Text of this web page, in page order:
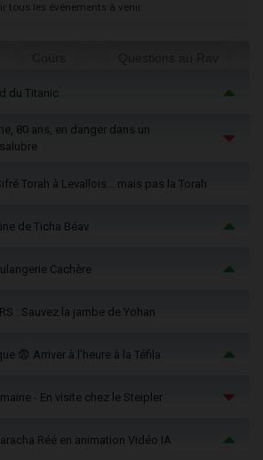
tous les événements à venir
du Titanic
80 ans, en danger dans un
Torah à Levallois… mais pas la Torah
de Ticha Béav
Cachère
: Sauvez la jambe de Yohan
😨 Arriver à l'heure à la Téfila
- En visite chez le Steipler
Réé en animation Vidéo IA